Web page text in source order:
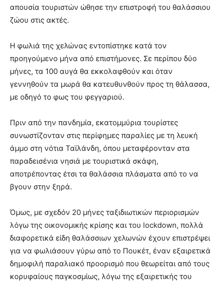
απουσία τουριστών ώθησε την επιστροφή του θαλάσσιου
ζώου στις ακτές.
Η φωλιά της χελώνας εντοπίστηκε κατά τον
προηγούμενο μήνα από επιστήμονες. Σε περίπου δύο
μήνες, τα 100 αυγά θα εκκολαφθούν και όταν
γεννηθούν τα μωρά θα κατευθυνθούν προς τη θάλασσα,
με οδηγό το φως του φεγγαριού.
Πριν από την πανδημία, εκατομμύρια τουρίστες
συνωστίζονταν στις περίφημες παραλίες με τη λευκή
άμμο στη νότια Ταϊλάνδη, όπου μεταφέρονταν στα
παραδεισένια νησιά με τουριστικά σκάφη,
αποτρέποντας έτσι τα θαλάσσια πλάσματα από το να
βγουν στην ξηρά.
Όμως, με σχεδόν 20 μήνες ταξιδιωτικών περιορισμών
λόγω της οικονομικής κρίσης και του lockdown, πολλά
διαφορετικά είδη θαλάσσιων χελωνών έχουν επιστρέψει
για να φωλιάσουν γύρω από το Πουκέτ, έναν εξαιρετικά
δημοφιλή παραλιακό προορισμό που θεωρείται από τους
κορυφαίους παγκοσμίως, λόγω της εξαιρετικής του